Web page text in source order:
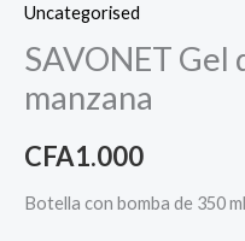
Uncategorised
SAVONET Gel
manzana
CFA1.000
Botella con bomba de 350